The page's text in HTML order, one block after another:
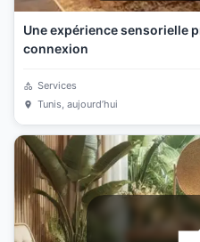
Une expérience sensorielle
connexion
Services
Tunis, aujourd’hui